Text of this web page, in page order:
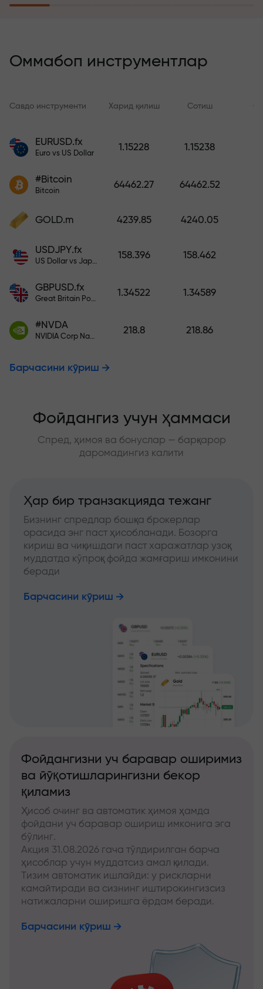
саёҳатга эга бўлади
йўқотишларингизни қоплайди ва
6 ой ичида фойдани уч баравар
капиталингиз ҳимояланган!
Ҳисобни тўлдиринг ва
катта бонус олинг. X1000 хато
эмас. Депозит қанча катта
Оммабоп инструментлар
Савдо инструменти Харид қилиш Сотиш
EURUSD.fx
Euro vs US Dollar
1.15228 1.15238
#Bitcoin
Bitcoin
64462.27 64462.52
GOLD.m 4239.85 4240.05
USDJPY.fx
US Dollar vs Japanese Yen
158.396 158.462
GBPUSD.fx
Great Britain Pound vs US Dollar
1.34522 1.34589
#NVDA
NVIDIA Corp Nasdaq Stock Exchange (Nasdaq) USD
218.8 218.86
Барчасини кўриш
Фойдангиз учун ҳаммаси
Спред, ҳимоя ва бонуслар — барқарор
даромадингиз калити
Ҳар бир транзакцияда тежанг
Бизнинг спредлар бошқа брокерлар
орасида энг паст ҳисобланади. Бозорга
кириш ва чиқишдаги паст харажатлар узоқ
муддатда кўпроқ фойда жамғариш имконини
беради
Барчасини кўриш
Фойдангизни уч баравар оширимиз
ва йўқотишларингизни бекор
қиламиз
Ҳисоб очинг ва автоматик ҳимоя ҳамда
фойдани уч баравар ошириш имконига эга
бўлинг.
Акция 31.08.2026 гача тўлдирилган барча
ҳисоблар учун муддатсиз амал қилади.
Тизим автоматик ишлайди: у рискларни
камайтиради ва сизнинг иштирокингизсиз
натижаларни оширишга ёрдам беради.
Барчасини кўриш